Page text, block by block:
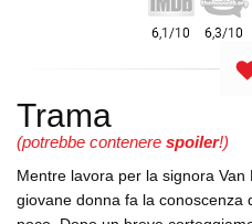
Trama
(potrebbe contenere spoiler!)
Mentre lavora per la signora
giovane donna fa la conoscenza